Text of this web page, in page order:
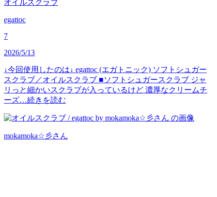
オイルスクラブ
egattoc
7
2026/5/13
↓今回使用したのは↓ egattoc (エガトニック) ソフトシュガー
スクラブ／オイルスクラブ ■ソフトシュガースクラブ ジャ
リっと細かいスクラブが入っているけど 濃厚なクリームチ
ーズ…続きを読む
mokamoka☆彡さん